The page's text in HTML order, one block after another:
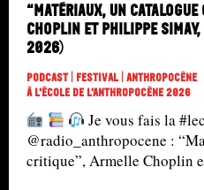
“Matériaux, un
Choplin et Philippe Simay,
2026)
Podcast | Festival | Anthropocène
À L'école De L'Anthropocène 2026
Je vous fais la #lecture ? A
@radio_anthropocene : “Matériaux, un catalogue
critique”, Armelle Choplin